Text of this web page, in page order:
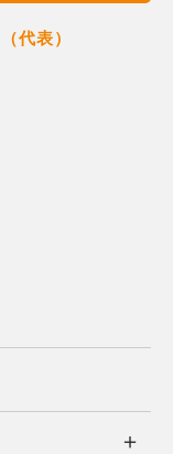
（代表）